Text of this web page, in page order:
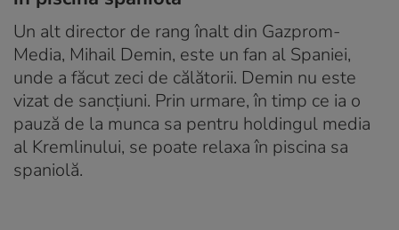
Un alt director de rang înalt din Gazprom-
Media, Mihail Demin, este un fan al Spaniei,
unde a făcut zeci de călătorii. Demin nu este
vizat de sancțiuni. Prin urmare, în timp ce ia o
pauză de la munca sa pentru holdingul media
al Kremlinului, se poate relaxa în piscina sa
spaniolă.